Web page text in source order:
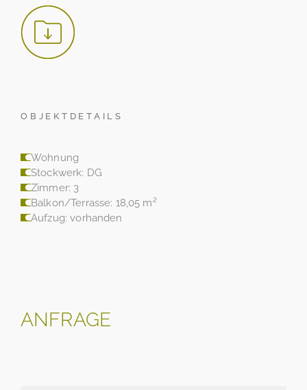
OBJEKTDETAILS
Wohnung
Stockwerk: DG
Zimmer: 3
Balkon/Terrasse: 18,05 m²
Aufzug: vorhanden
ANFRAGE